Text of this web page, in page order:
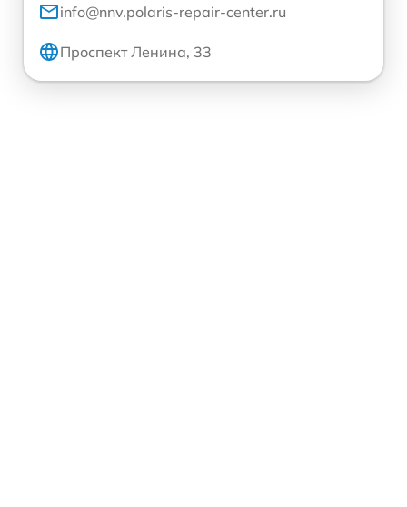
info@nnv.polaris-repair-center.ru
Проспект Ленина, 33